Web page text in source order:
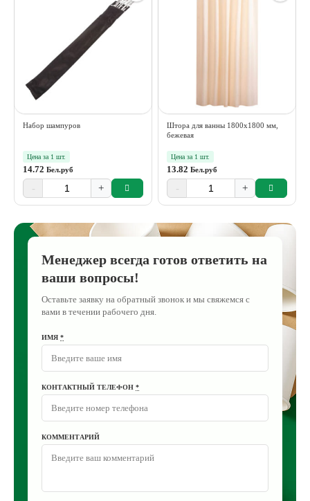
Набор шампуров
Цена за 1 шт.
14.72 Бел.руб
- +
Штора для ванны 1800х1800 мм,
бежевая
Цена за 1 шт.
13.82 Бел.руб
- +
Менеджер всегда готов ответить на
ваши вопросы!
Оставьте заявку на обратный звонок и мы свяжемся с
вами в течении рабочего дня.
ИМЯ *
КОНТАКТНЫЙ ТЕЛЕФОН *
КОММЕНТАРИЙ